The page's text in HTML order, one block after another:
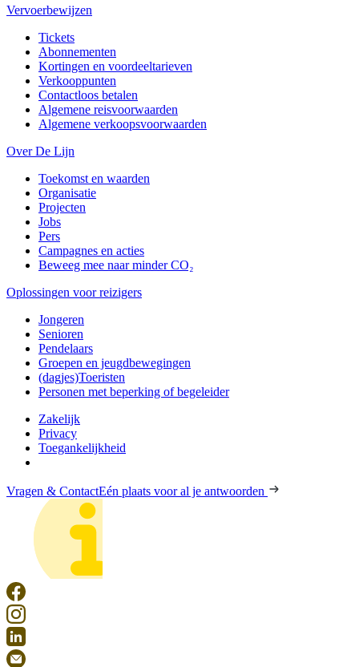
Vervoerbewijzen
Tickets
Abonnementen
Kortingen en voordeeltarieven
Verkooppunten
Contactloos betalen
Algemene reisvoorwaarden
Algemene verkoopsvoorwaarden
Over De Lijn
Toekomst en waarden
Organisatie
Projecten
Jobs
Pers
Campagnes en acties
Beweeg mee naar minder CO₂
Oplossingen voor reizigers
Jongeren
Senioren
Pendelaars
Groepen en jeugdbewegingen
(dagjes)Toeristen
Personen met beperking of begeleider
Zakelijk
Privacy
Toegankelijkheid
Vragen & ContactEén plaats voor al je antwoorden